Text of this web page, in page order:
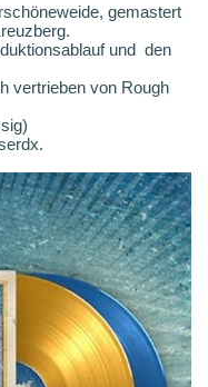
gemastert
und den
vertrieben von Rough